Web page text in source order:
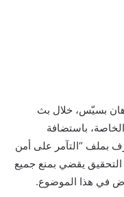
بسيّس، خلال بث
باستضافة
بملف “التآمر على أمن
يقضي بمنع جميع
في هذا الموضوع.